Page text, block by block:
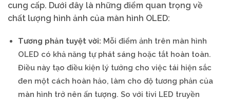
cung cấp. Dưới đây là những điểm quan trọng về
chất lượng hình ảnh của màn hình OLED:
Tương phản tuyệt vời: Mỗi điểm ảnh trên màn hình
OLED có khả năng tự phát sáng hoặc tắt hoàn toàn.
Điều này tạo điều kiện lý tưởng cho việc tái hiện sắc
đen một cách hoàn hảo, làm cho độ tương phản của
màn hình trở nên ấn tượng. So với tivi LED truyền